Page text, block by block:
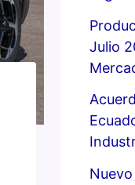
Julio